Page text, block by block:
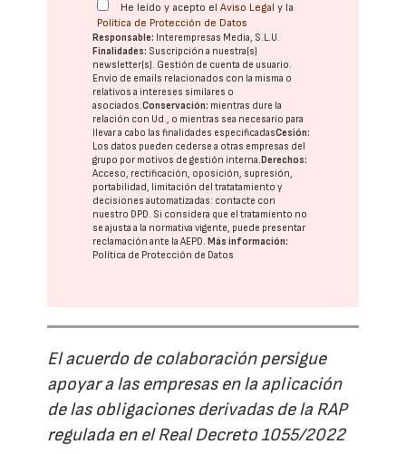
He leído y acepto elAviso Legal y la
Política de Protección de Datos
Responsable: Interempresas Media, S.L.U.
Finalidades: Suscripción a nuestra(s)
newsletter(s). Gestión de cuenta de usuario.
Envío de emails relacionados con la misma o
relativos a intereses similares o
asociados.Conservación: mientras dure la
relación con Ud., o mientras sea necesario para
llevar a cabo las finalidades especificadasCesión:
Los datos pueden cederse a otras empresas del
grupo por motivos de gestión interna. Derechos:
Acceso, rectificación, oposición, supresión,
portabilidad, limitación del tratatamiento y
decisiones automatizadas: contacte con
nuestro DPD. Si considera que el tratamiento no
se ajusta a la normativa vigente, puede presentar
reclamación ante laAEPD. Más información:
Política de Protección de Datos
El acuerdo de colaboración persigue
apoyar a las empresas en la aplicación
de las obligaciones derivadas de la RAP
regulada en el Real Decreto 1055/2022